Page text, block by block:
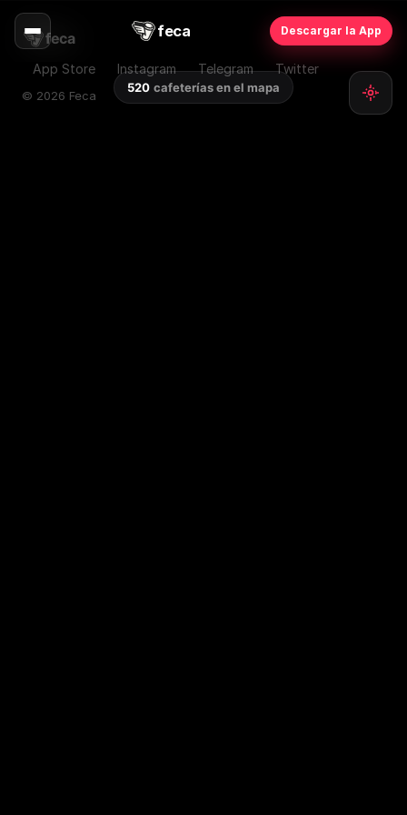
feca Descargar la App
520 cafeterías en el mapa
feca
App Store Instagram Telegram Twitter
© 2026 Feca